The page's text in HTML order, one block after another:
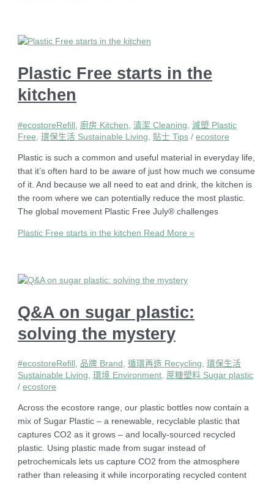
Plastic Free starts in the
kitchen
#ecostoreRefill 廚房 Kitchen ,清潔 Cleaning ,減塑 Plastic
Free ,環保生活 Sustainable Living 貼士 Tips /ecostore
Plastic is such a common and useful material in everyday life,
that it’s often hard to be aware of just how much we consume
of it. And because we all need to eat and drink, the kitchen is
the room where we can potentially reduce the most plastic.
The global movement Plastic Free July® challenges
Plastic Free starts in the kitchen Read More »
Q&A on sugar plastic:
solving the mystery
#ecostoreRefill , 品牌 Brand ,循環再造 Recycling,環保生活
Sustainable Living,環境 Environment, 蔗糖塑料 Sugar plastic
/ecostore
Across the ecostore range, our plastic bottles now contain a
mix of Sugar Plastic – a renewable, recyclable plastic that
captures CO2 as it grows – and locally-sourced recycled
plastic. Using plastic made from sugar instead of
petrochemicals lets us capture CO2 from the atmosphere
rather than releasing it while incorporating recycled content